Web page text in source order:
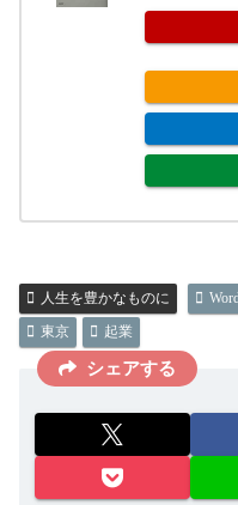
人生を豊かなものに
東京
起業
シェアする